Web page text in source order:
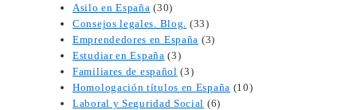
Asilo en España (30)
Consejos legales. Blog. (33)
Emprendedores en España (3)
Estudiar en España (3)
Familiares de español (3)
Homologación títulos en España (10)
Laboral y Seguridad Social (6)